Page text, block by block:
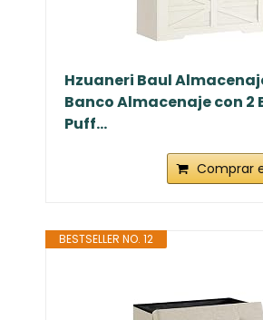
Hzuaneri Baul
Banco Almacenaje con 2
Puff...
Comprar
BESTSELLER NO. 12